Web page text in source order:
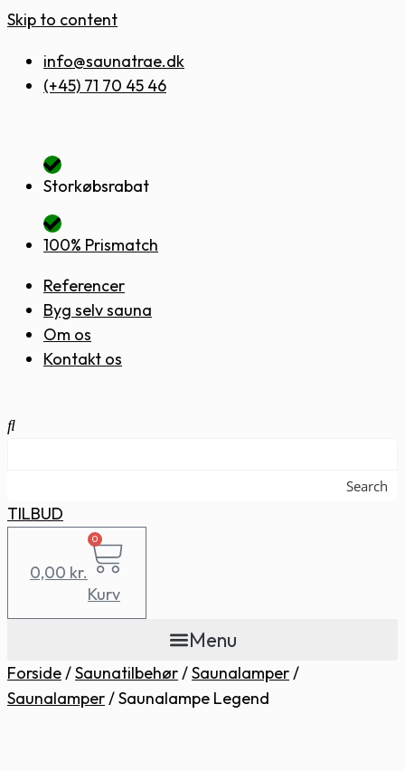
Skip to content
info@saunatrae.dk
(+45) 71 70 45 46
Storkøbsrabat
100% Prismatch
Referencer
Byg selv sauna
Om os
Kontakt os
Search
TILBUD
0,00 kr.
0
Kurv
Menu
Forside/Saunatilbehør/Saunalamper/
Saunalamper/Saunalampe Legend